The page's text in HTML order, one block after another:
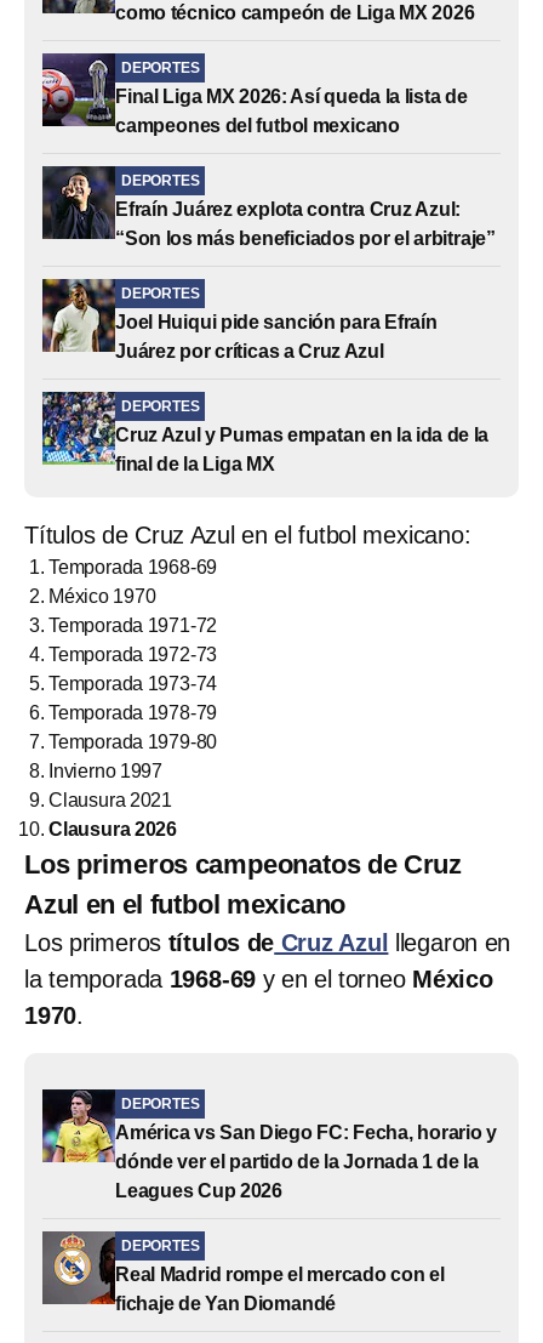
como técnico campeón de Liga MX 2026
DEPORTES
Final Liga MX 2026: Así queda la lista de
campeones del futbol mexicano
DEPORTES
Efraín Juárez explota contra Cruz Azul:
“Son los más beneficiados por el arbitraje”
DEPORTES
Joel Huiqui pide sanción para Efraín
Juárez por críticas a Cruz Azul
DEPORTES
Cruz Azul y Pumas empatan en la ida de la
final de la Liga MX
Títulos de Cruz Azul en el futbol mexicano:
Temporada 1968-69
México 1970
Temporada 1971-72
Temporada 1972-73
Temporada 1973-74
Temporada 1978-79
Temporada 1979-80
Invierno 1997
Clausura 2021
Clausura 2026
Los primeros campeonatos de Cruz
Azul en el futbol mexicano
Los primeros títulos de Cruz Azul
llegaron en
la temporada 1968-69 y en el torneo México
1970.
DEPORTES
América vs San Diego FC: Fecha, horario y
dónde ver el partido de la Jornada 1 de la
Leagues Cup 2026
DEPORTES
Real Madrid rompe el mercado con el
fichaje de Yan Diomandé